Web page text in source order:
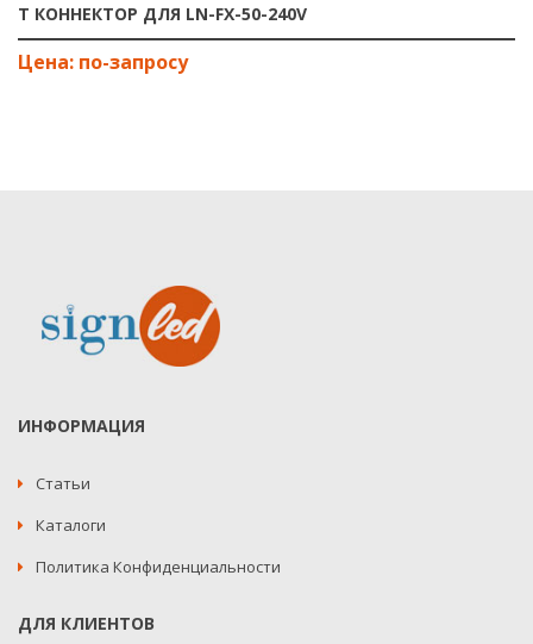
T КОННЕКТОР ДЛЯ LN-FX-50-240V
ИНФОРМАЦИЯ
Статьи
Каталоги
Политика Конфиденциальности
ДЛЯ КЛИЕНТОВ